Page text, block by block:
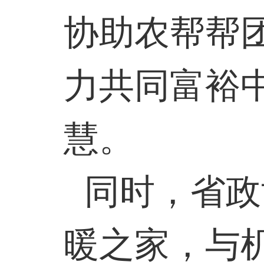
协助农帮帮
力共同富裕
慧。
同时，省
暖之家，与